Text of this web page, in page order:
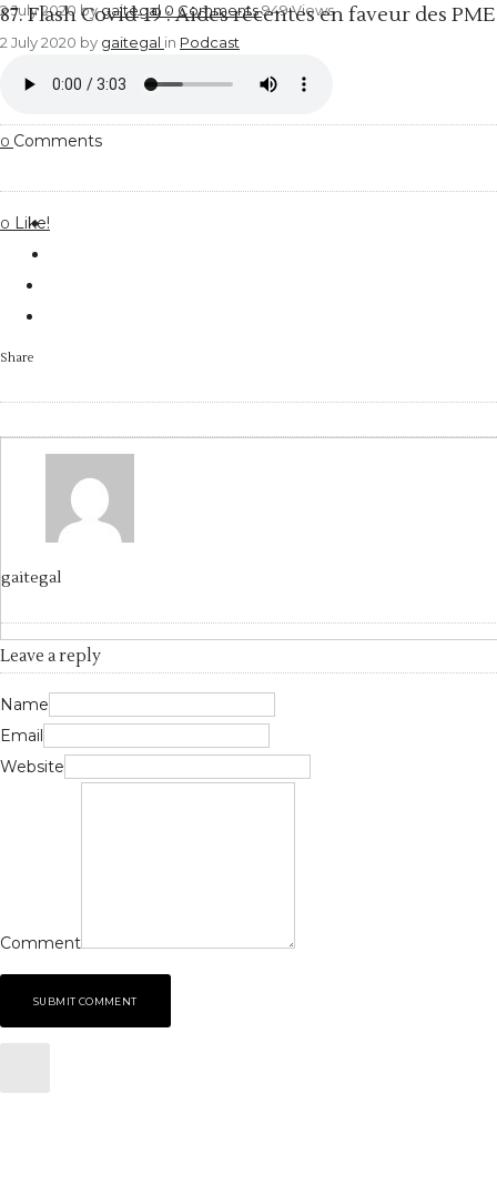
2 July 2020 bygaitegal 0 Comments949 Views
87. Flash Covid-19 : Aides récentes en faveur des
2 July 2020 by gaitegal in Podcast
0 Comments
0 Like!
Share
gaitegal
Leave a reply
Name
Email
Website
Comment
SUBMIT COMMENT